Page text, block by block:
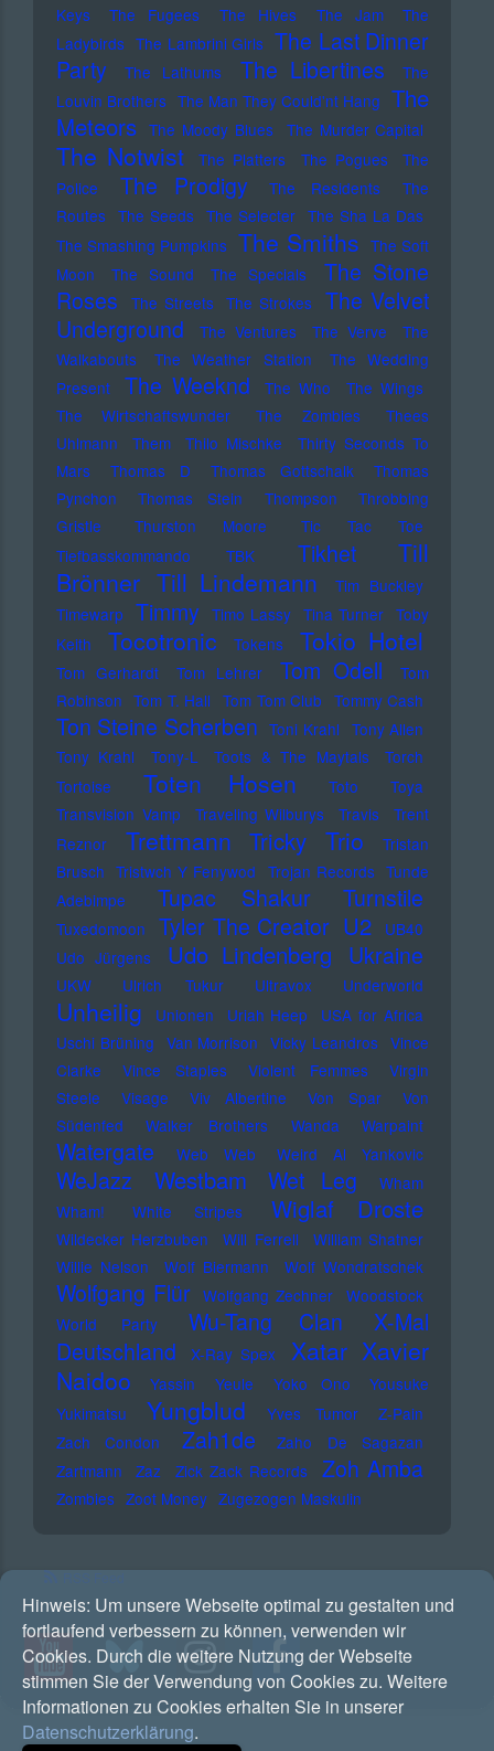
Keys
The Fugees The Hives The Jam
The
Ladybirds The Lambrini Girls The Last Dinner
Party
The Lathums The Libertines
The
Louvin Brothers The Man They Could'nt Hang The
Meteors The Moody Blues The Murder Capital
The Notwist The Platters The Pogues
The
Police
The Prodigy The Residents
The
Routes The Seeds The Selecter The Sha La Das
The Smashing Pumpkins The Smiths The Soft
Moon
The Sound The Specials
The Stone
Roses
The Streets The Strokes
The Velvet
Underground
The Ventures The Verve
The
Walkabouts
The Weather Station
The Wedding
Present
The Weeknd The Who
The Wings
The Wirtschaftswunder
The Zombies
Thees
Uhlmann
Them Thilo Mischke
Thirty Seconds To
Mars
Thomas D Thomas Gottschalk
Thomas
Pynchon
Thomas Stein Thompson
Throbbing
Gristle
Thurston Moore
Tic Tac Toe
Tiefbasskommando TBK
Tikhet
Till
Brönner Till Lindemann
Tim Buckley
Timewarp Timmy Timo Lassy Tina Turner Toby
Keith
Tocotronic Tokens Tokio Hotel
Tom Gerhardt Tom Lehrer Tom Odell
Tom
Robinson Tom T. Hall Tom Tom Club Tommy Cash
Ton Steine Scherben Toni Krahl Tony Allen
Tony Krahl
Tony-L Toots & The Maytals
Torch
Tortoise
Toten Hosen Toto
Toya
Transvision Vamp
Traveling Wilburys Travis
Trent
Reznor
Trettmann Tricky Trio
Tristan
Brusch Tristwch Y Fenywod Trojan Records Tunde
Adebimpe
Tupac Shakur Turnstile
Tuxedomoon Tyler The Creator U2
UB40
Udo Jürgens
Udo Lindenberg Ukraine
UKW Ulrich Tukur Ultravox Underworld
Unheilig Unionen Uriah Heep
USA for Africa
Uschi Brüning Van Morrison Vicky Leandros Vince
Clarke
Vince Staples Violent Femmes
Virgin
Steele
Visage Viv Albertine Von Spar
Von
Südenfed
Walker Brothers Wanda Warpaint
Watergate Web Web Weird Al Yankovic
WeJazz Westbam Wet Leg
Wham
Wham!
White Stripes Wiglaf Droste
Wildecker Herzbuben Will Ferrell
William Shatner
Willie Nelson
Wolf Biermann Wolf Wondratschek
Wolfgang Flür Wolfgang Zechner
Woodstock
World Party
Wu-Tang Clan
X-Mal
Deutschland
X-Ray Spex Xatar Xavier
Naidoo
Yassin Yeule Yoko Ono
Yousuke
Yukimatsu
Yungblud Yves Tumor
Z-Pain
Zach Condon
Zah1de
Zaho De Sagazan
Zartmann
Zaz Zick Zack Records Zoh Amba
Zombies Zoot Money Zugezogen Maskulin
Hinweis: Um unsere Webseite optimal zu gestalten und
fortlaufend verbessern zu können, verwenden wir
Cookies. Durch die weitere Nutzung der Webseite
stimmen Sie der Verwendung von Cookies zu. Weitere
Informationen zu Cookies erhalten Sie in unserer
Datenschutzerklärung.